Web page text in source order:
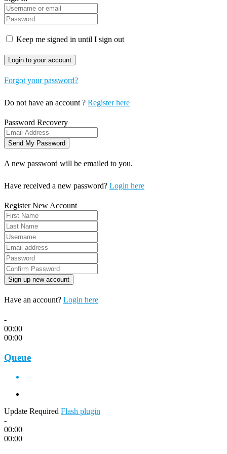
Keep me signed in until I sign out
Forgot your password?
Do not have an account ? Register here
Password Recovery
A new password will be emailed to you.
Have received a new password? Login here
Register New Account
Have an account? Login here
-
00:00
00:00
Queue
Update Required Flash plugin
-
00:00
00:00